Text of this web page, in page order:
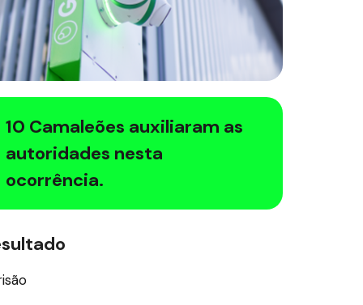
10 Camaleões auxiliaram as
autoridades nesta
ocorrência.